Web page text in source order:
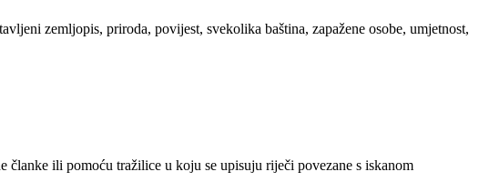
zemljopis, priroda, povijest, svekolika baština, zapažene osobe, umjetnost,
članke ili pomoću tražilice u koju se upisuju riječi povezane s iskanom